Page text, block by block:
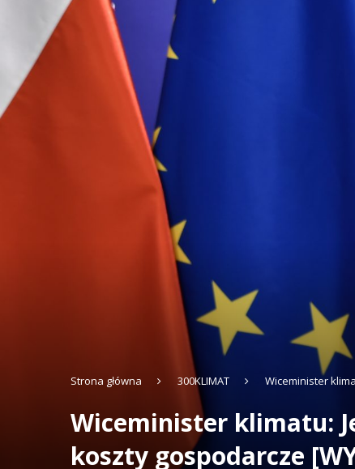
Strona główna 300KLIMAT Wiceminister
Wiceminister klimatu:
koszty gospodarcze